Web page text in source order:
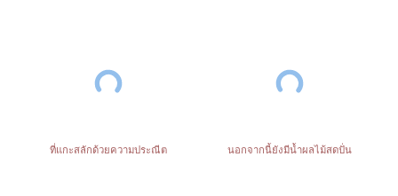
ที่แกะสลักด้วยความประณีต นอกจากนี้ยังมีน้ำผลไม้สดปั่น